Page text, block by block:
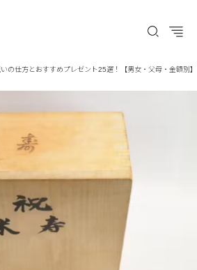
き方〜
の仕方とおすすめプレゼント25選！【男女・父母・金額別】